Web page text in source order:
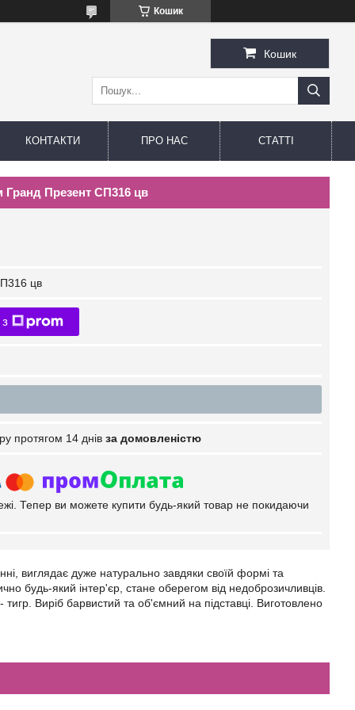
Кошик
Кошик
КОНТАКТИ ПРО НАС СТАТТІ
Гранд Презент СП316 цв
цв
протягом 14 днів за домовленістю
Тепер ви можете купити будь-який товар не покидаючи
виглядає дуже натурально завдяки своїй формі та
будь-який інтер'єр, стане оберегом від недоброзичливців.
Виріб барвистий та об'ємний на підставці. Виготовлено